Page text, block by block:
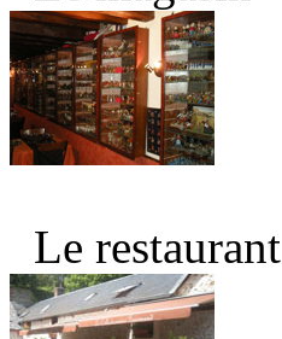
Le restaurant